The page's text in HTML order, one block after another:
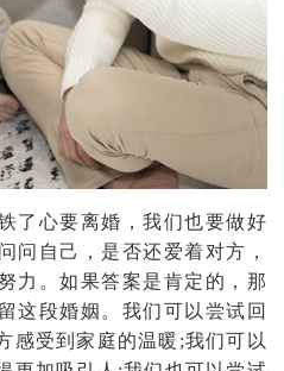
心要离婚，我们也要做好
问自己，是否还爱着对方，
力。如果答案是肯定的，那
这段婚姻。我们可以尝试回
感受到家庭的温暖;我们可以